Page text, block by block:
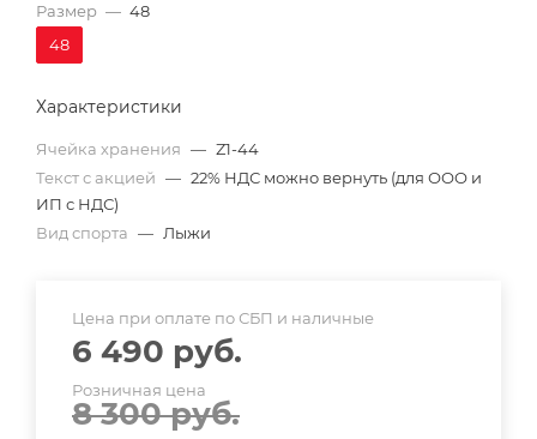
Размер — 48
48
Характеристики
Ячейка хранения — Z1-44
Текст с акцией — 22% НДС можно вернуть (для ООО и
ИП с НДС)
Вид спорта — Лыжи
Цена при оплате по СБП и наличные
6 490 руб.
Розничная цена
8 300руб.